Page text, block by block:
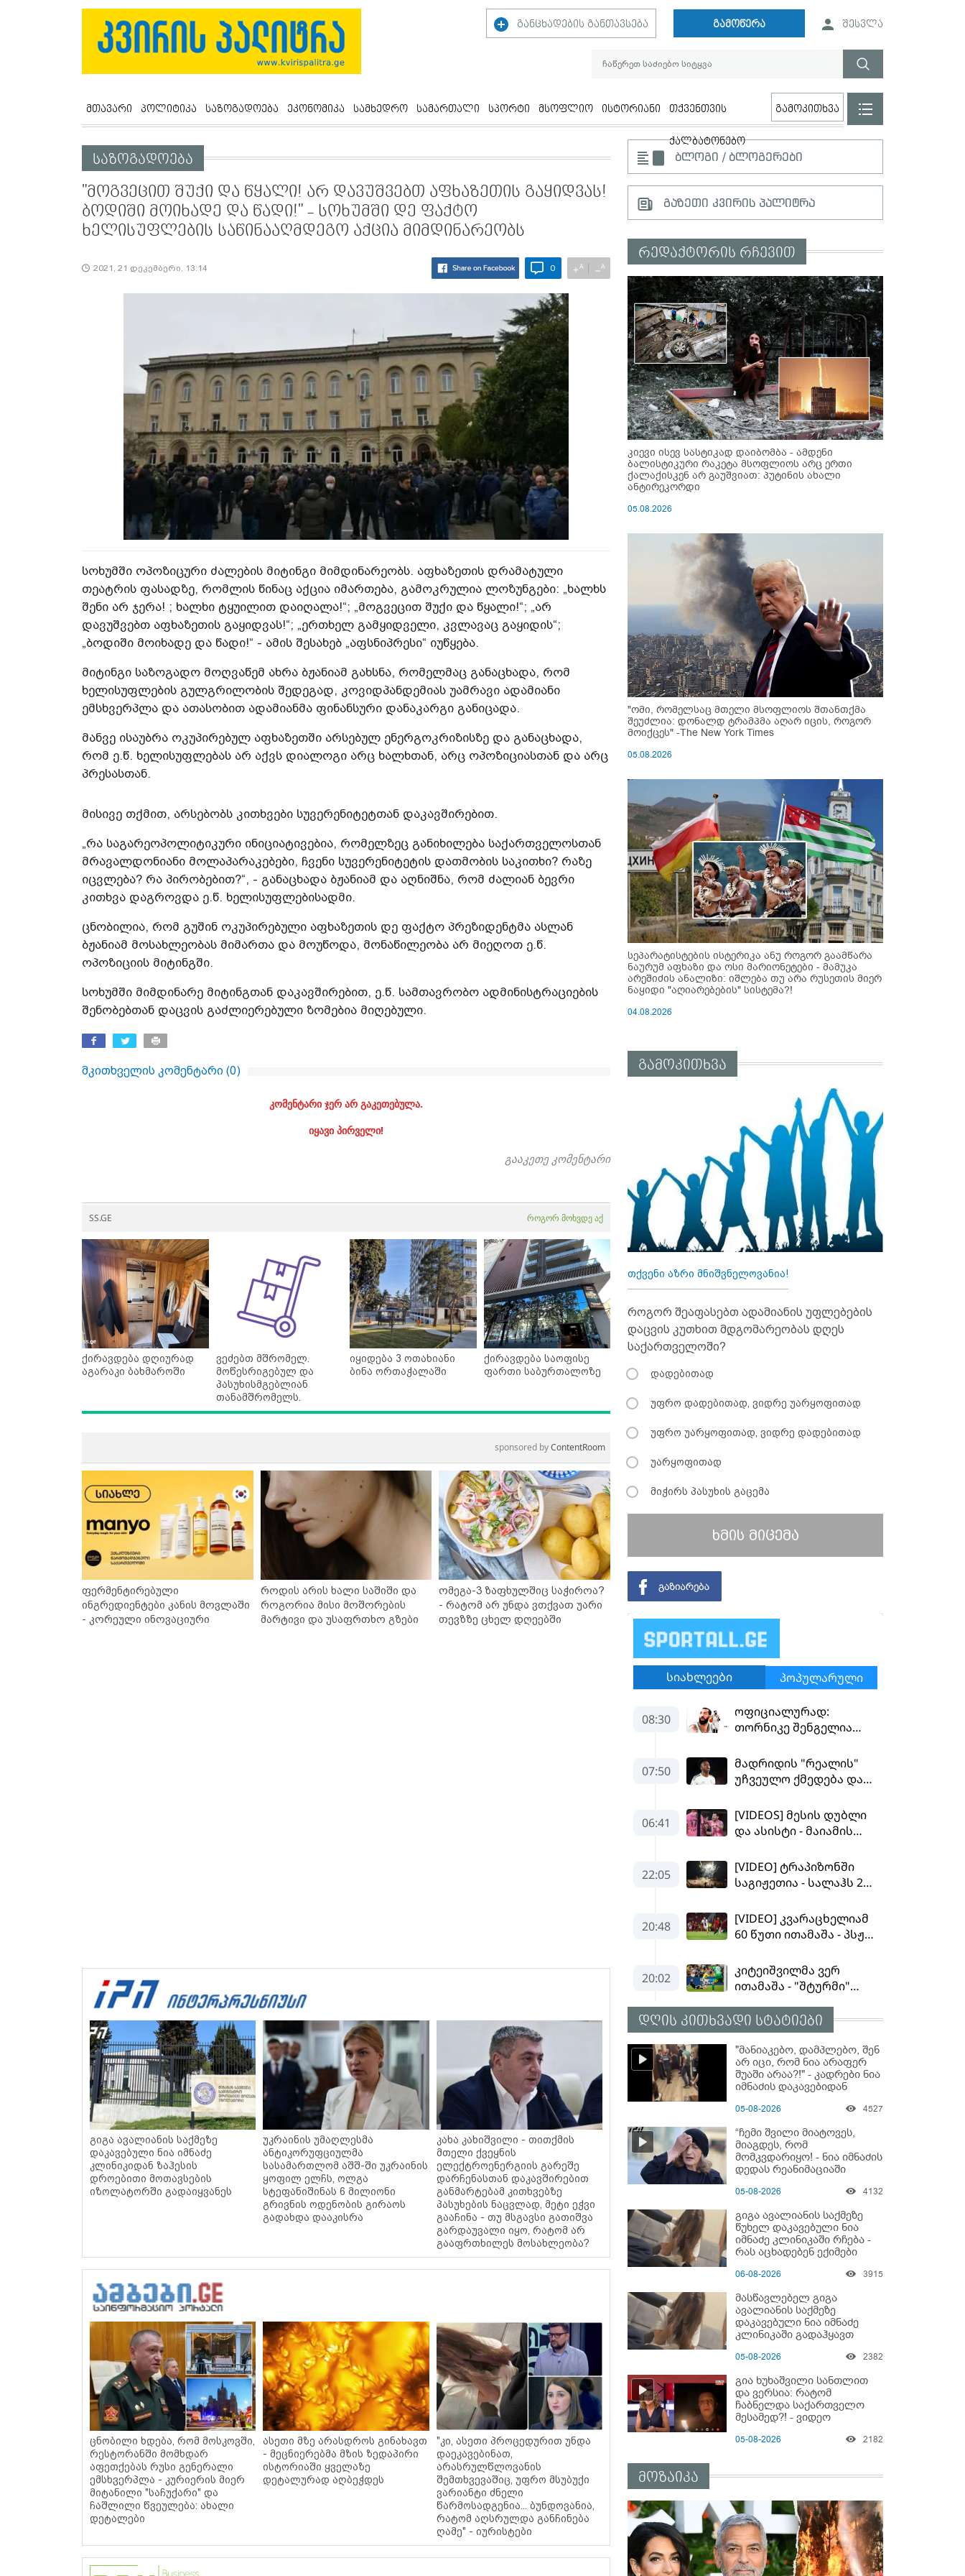
განცხადების განთავსება გამოწერა შესვლა
მთავარი პოლიტიკა საზოგადოება ეკონომიკა სამხედრო სამართალი სპორტი მსოფლიო ისტორიანი თქვენთვის
ქალბატონებო
გამოკითხვა
საზოგადოება
"მოგვეცით შუქი და წყალი! არ დავუშვებთ აფხაზეთის გაყიდვას!
ბოდიში მოიხადე და წადი!" - სოხუმში დე ფაქტო
ხელისუფლების საწინააღმდეგო აქცია მიმდინარეობს
2021, 21 დეკემბერი, 13:14 0 +A −A
სოხუმში ოპოზიცური ძალების მიტინგი მიმდინარეობს. აფხაზეთის დრამატული
თეატრის ფასადზე, რომლის წინაც აქცია იმართება, გამოკრულია ლოზუნგები: „ხალხს
შენი არ ჯერა! ; ხალხი ტყუილით დაიღალა!“; „მოგვეცით შუქი და წყალი!“; „არ
დავუშვებთ აფხაზეთის გაყიდვას!“; „ერთხელ გამყიდველი, კვლავაც გაყიდის“;
„ბოდიში მოიხადე და წადი!“ - ამის შესახებ „აფსნიპრესი“ იუწყება.
მიტინგი საზოგადო მოღვაწემ ახრა ბჟანიამ გახსნა, რომელმაც განაცხადა, რომ
ხელისუფლების გულგრილობის შედეგად, კოვიდპანდემიას უამრავი ადამიანი
ემსხვერპლა და ათასობით ადამიანმა ფინანსური დანაკარგი განიცადა.
მანვე ისაუბრა ოკუპირებულ აფხაზეთში არსებულ ენერგოკრიზისზე და განაცხადა,
რომ ე.წ. ხელისუფლებას არ აქვს დიალოგი არც ხალხთან, არც ოპოზიციასთან და არც
პრესასთან.
მისივე თქმით, არსებობს კითხვები სუვერენიტეტთან დაკავშირებით.
„რა საგარეოპოლიტიკური ინიციატივებია, რომელზეც განიხილება საქართველოსთან
მრავალდონიანი მოლაპარაკებები, ჩვენი სუვერენიტეტის დათმობის საკითხი? რაზე
იცვლება? რა პირობებით?“, - განაცხადა ბჟანიამ და აღნიშნა, რომ ძალიან ბევრი
კითხვა დაგროვდა ე.წ. ხელისუფლებისადმი.
ცნობილია, რომ გუშინ ოკუპირებული აფხაზეთის დე ფაქტო პრეზიდენტმა ასლან
ბჟანიამ მოსახლეობას მიმართა და მოუწოდა, მონაწილეობა არ მიეღოთ ე.წ.
ოპოზიციის მიტინგში.
სოხუმში მიმდინარე მიტინგთან დაკავშირებით, ე.წ. სამთავრობო ადმინისტრაციების
შენობებთან დაცვის გაძლიერებული ზომებია მიღებული.
მკითხველის კომენტარი (0)
კომენტარი ჯერ არ გაკეთებულა.
იყავი პირველი!
გააკეთე კომენტარი
SS.GE როგორ მოხვდე აქ
ქირავდება დღიურად
აგარაკი ბახმაროში
ვეძებთ მშრომელ.
მოწესრიგებულ და
პასუხისმგებლიან
თანამშრომელს.
იყიდება 3 ოთახიანი
ბინა ორთაჭალაში
ქირავდება საოფისე
ფართი საბურთალოზე
sponsored byContentRoom
ფერმენტირებული
ინგრედიენტები კანის მოვლაში
- კორეული ინოვაციური
როდის არის ხალი საშიში და
როგორია მისი მოშორების
მარტივი და უსაფრთხო გზები
ომეგა-3 ზაფხულშიც საჭიროა?
- რატომ არ უნდა ვთქვათ უარი
თევზზე ცხელ დღეებში
გიგა ავალიანის საქმეზე
დაკავებული ნია იმნაძე
კლინიკიდან ზაჰესის
დროებითი მოთავსების
იზოლატორში გადაიყვანეს
უკრაინის უმაღლესმა
ანტიკორუფციულმა
სასამართლომ აშშ-ში უკრაინის
ყოფილ ელჩს, ოლგა
სტეფანიშინას 6 მილიონი
გრივნის ოდენობის გირაოს
გადახდა დააკისრა
კახა კახიშვილი - თითქმის
მთელი ქვეყნის
ელექტროენერგიის გარეშე
დარჩენასთან დაკავშირებით
განმარტებამ კითხვებზე
პასუხების ნაცვლად, მეტი ეჭვი
გააჩინა - თუ მსგავსი გათიშვა
გარდაუვალი იყო, რატომ არ
გააფრთხილეს მოსახლეობა?
ცნობილი ხდება, რომ მოსკოვში,
რესტორანში მომხდარ
აფეთქებას რუსი გენერალი
ემსხვერპლა - კურიერის მიერ
მიტანილი "საჩუქარი" და
ჩაშლილი წვეულება: ახალი
დეტალები
ასეთი მზე არასდროს გინახავთ
- მეცნიერებმა მზის ზედაპირი
ისტორიაში ყველაზე
დეტალურად აღბეჭდეს
"კი, ასეთი პროცედურით უნდა
დაეკავებინათ,
არასრულწლოვანის
შემთხვევაშიც, უფრო მსუბუქი
ვარიანტი ძნელი
წარმოსადგენია... ბუნდოვანია,
რატომ აღსრულდა განჩინება
ღამე" - იურისტები
ბლოგი / ბლოგერები
გაზეთი კვირის პალიტრა
რედაქტორის რჩევით
კიევი ისევ სასტიკად დაიბომბა - ამდენი
ბალისტიკური რაკეტა მსოფლიოს არც ერთი
ქალაქისკენ არ გაუშვიათ: პუტინის ახალი
ანტირეკორდი
05.08.2026
"ომი, რომელსაც მთელი მსოფლიოს შთანთქმა
შეუძლია: დონალდ ტრამპმა აღარ იცის, როგორ
მოიქცეს" -The New York Times
05.08.2026
სეპარატისტების ისტერიკა ანუ როგორ გაამწარა
ნაურუმ აფხაზი და ოსი მარიონეტები - მამუკა
არეშიძის ანალიზი: იშლება თუ არა რუსეთის მიერ
ნაყიდი "აღიარებების" სისტემა?!
04.08.2026
გამოკითხვა
თქვენი აზრი მნიშვნელოვანია!
როგორ შეაფასებთ ადამიანის უფლებების
დაცვის კუთხით მდგომარეობას დღეს
საქართველოში?
დადებითად
უფრო დადებითად, ვიდრე უარყოფითად
უფრო უარყოფითად, ვიდრე დადებითად
უარყოფითად
მიჭირს პასუხის გაცემა
ხმის მიცემა
დღის კითხვადი სტატიები
"მანიაკებო, დამპლებო, შენ
არ იცი, რომ ნია არაფერ
შუაში არაა?!" - კადრები ნია
იმნაძის დაკავებიდან
05-08-2026 4527
“ჩემი შვილი მიატოვეს,
მიაგდეს, რომ
მომკვდარიყო! - ნია იმნაძის
დედას რეანიმაციაში
შვილი არ უნახავს” - გიგა
კომენტარი
05-08-2026 4132
გიგა ავალიანის საქმეზე
წუხელ დაკავებული ნია
იმნაძე კლინიკაში რჩება -
რას აცხადებენ ექიმები
06-08-2026 3915
მასწავლებელ გიგა
ავალიანის საქმეზე
დაკავებული ნია იმნაძე
კლინიკაში გადაჰყავთ
05-08-2026 2382
გია ხუხაშვილი სანთლით
და ვერსია: რატომ
ჩაბნელდა საქართველო
მესამედ?! - ვიდეო
05-08-2026 2182
მოზაიკა